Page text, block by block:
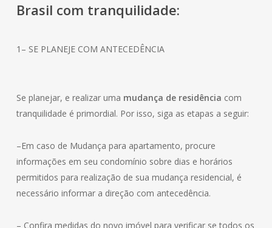
Brasil com tranquilidade:
1– SE PLANEJE COM ANTECEDÊNCIA
Se planejar, e realizar uma mudança de residência com
tranquilidade é primordial. Por isso, siga as etapas a seguir:
–Em caso de Mudança para apartamento, procure
informações em seu condomínio sobre dias e horários
permitidos para realização de sua mudança residencial, é
necessário informar a direção com antecedência.
– Confira medidas do novo imóvel para verificar se todos os